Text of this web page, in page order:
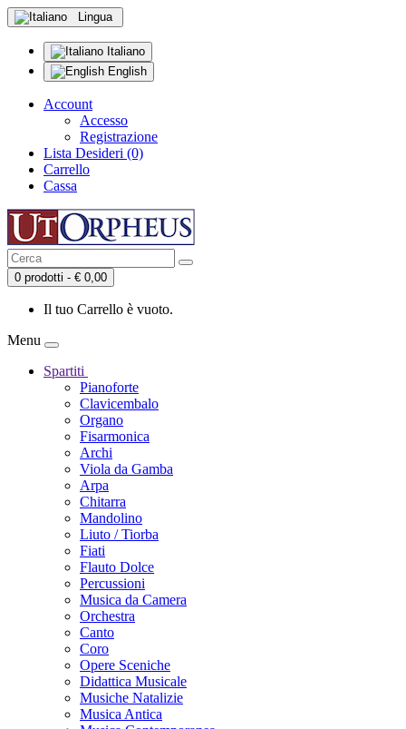
Lingua
Italiano
English
Account
Accesso
Registrazione
Lista Desideri (0)
Carrello
Cassa
0 prodotti - € 0,00
Il tuo Carrello è vuoto.
Menu
Spartiti
Pianoforte
Clavicembalo
Organo
Fisarmonica
Archi
Viola da Gamba
Arpa
Chitarra
Mandolino
Liuto / Tiorba
Fiati
Flauto Dolce
Percussioni
Musica da Camera
Orchestra
Canto
Coro
Opere Sceniche
Didattica Musicale
Musiche Natalizie
Musica Antica